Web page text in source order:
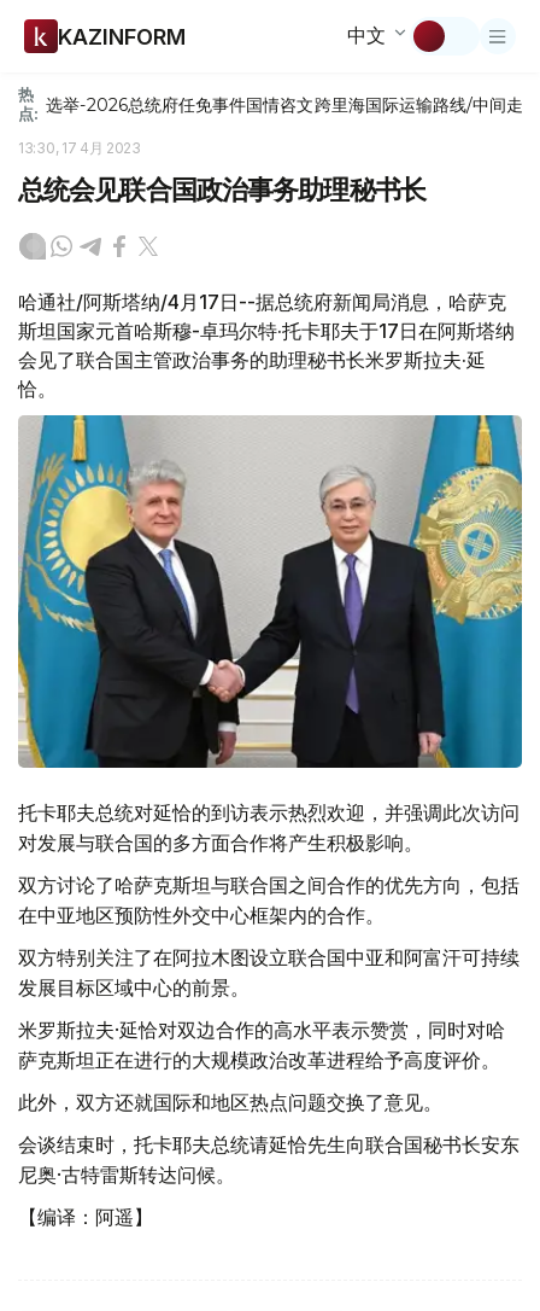
KAZINFORM 中文
热
点: 选举-2026总统府任免事件国情咨文跨里海国际运输路线/中间走廊
13:30, 17 4月 2023
总统会见联合国政治事务助理秘书长
哈通社/阿斯塔纳/4月17日--据总统府新闻局消息，哈萨克
斯坦国家元首哈斯穆-卓玛尔特·托卡耶夫于17日在阿斯塔纳
会见了联合国主管政治事务的助理秘书长米罗斯拉夫·延
恰。
托卡耶夫总统对延恰的到访表示热烈欢迎，并强调此次访问
对发展与联合国的多方面合作将产生积极影响。
双方讨论了哈萨克斯坦与联合国之间合作的优先方向，包括
在中亚地区预防性外交中心框架内的合作。
双方特别关注了在阿拉木图设立联合国中亚和阿富汗可持续
发展目标区域中心的前景。
米罗斯拉夫·延恰对双边合作的高水平表示赞赏，同时对哈
萨克斯坦正在进行的大规模政治改革进程给予高度评价。
此外，双方还就国际和地区热点问题交换了意见。
会谈结束时，托卡耶夫总统请延恰先生向联合国秘书长安东
尼奥·古特雷斯转达问候。
【编译：阿遥】